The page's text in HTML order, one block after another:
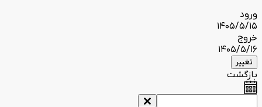
ورود
1405/5/15
خروج
1405/5/16
تغییر
بازگشت